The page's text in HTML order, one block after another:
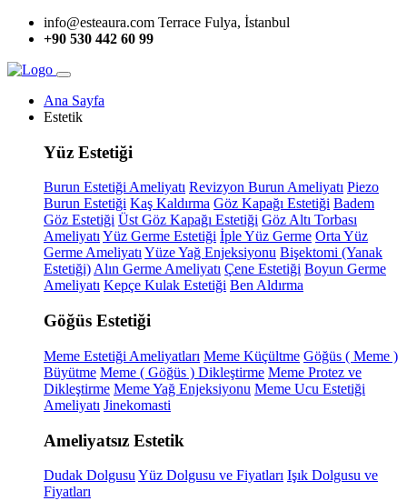
info@esteaura.com Terrace Fulya, İstanbul
+90 530 442 60 99
Ana Sayfa
Estetik
Yüz Estetiği
Burun Estetiği Ameliyatı Revizyon Burun Ameliyatı Piezo
Burun Estetiği Kaş Kaldırma Göz Kapağı Estetiği Badem
Göz Estetiği Üst Göz Kapağı Estetiği Göz Altı Torbası
AmeliyatıYüz Germe Estetiği İple Yüz Germe Orta Yüz
Germe AmeliyatıYüze Yağ Enjeksiyonu Bişektomi (Yanak
Estetiği)Alın Germe Ameliyatı Çene Estetiği Boyun Germe
Ameliyatı Kepçe Kulak Estetiği Ben Aldırma
Göğüs Estetiği
Meme Estetiği Ameliyatları Meme Küçültme Göğüs ( Meme )
Büyütme Meme ( Göğüs ) Dikleştirme Meme Protez ve
Dikleştirme Meme Yağ Enjeksiyonu Meme Ucu Estetiği
Ameliyatı Jinekomasti
Ameliyatsız Estetik
Dudak Dolgusu Yüz Dolgusu ve Fiyatları Işık Dolgusu ve
Fiyatları